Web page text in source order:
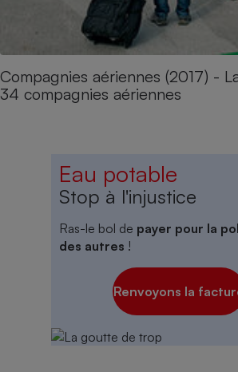
Compagnies aériennes (2017) -
34 compagnies aériennes
Eau potable
Stop à l'injustice
Ras-le bol de payer pour la
des autres !
Renvoyons la